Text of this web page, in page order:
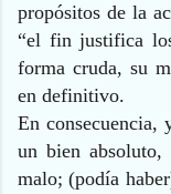
propósitos de la
“el fin justifica
forma cruda, su
en definitivo.
En consecuencia,
un bien absoluto,
malo; (podía